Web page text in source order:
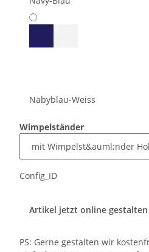
Nabyblau-Weiss
Wimpelständer
Config_ID
Artikel jetzt online gestalten
PS: Gerne gestalten wir